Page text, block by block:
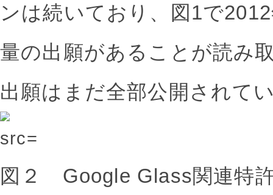
ンは続いており、図1で
量の出願があることが読み
出願はまだ全部公開されて
図２ Google Glass関連特